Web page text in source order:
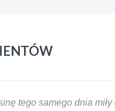
tego samego dnia